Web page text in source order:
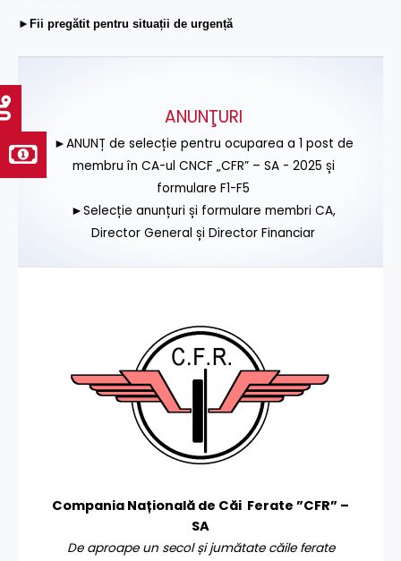
►Fii pregătit pentru situații de urgență
ANUNŢURI
►ANUNȚ de selecție pentru ocuparea a 1 post de
membru în CA-ul CNCF „CFR” – SA - 2025 și
formulare F1-F5
►Selecție anunțuri și formulare membri CA,
Director General și Director Financiar
Compania Națională de Căi Ferate ”CFR” –
SA
De aproape un secol și jumătate căile ferate